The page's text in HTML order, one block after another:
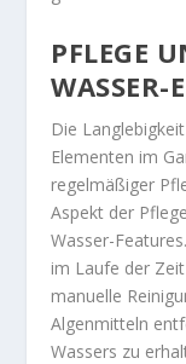
PFLEGE
WASSER-
Die
Elementen im
regelmäßiger
Aspekt der
Wasser-
im Laufe der
manuelle
Algenmitteln
Wassers zu